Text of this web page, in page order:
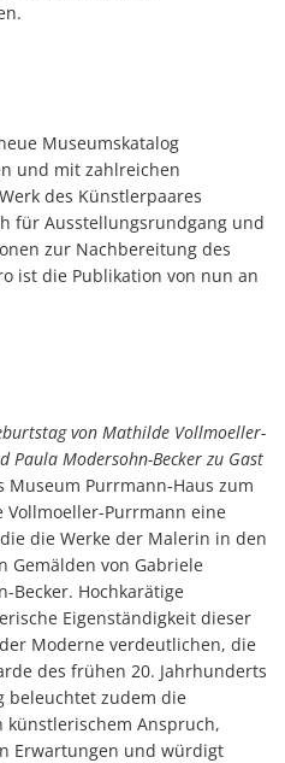
Museumskatalog
und mit zahlreichen
des Künstlerpaares
für Ausstellungsrundgang und
zur Nachbereitung des
ist die Publikation von nun an
von Mathilde Vollmoeller-
Modersohn-Becker zu Gast
Museum Purrmann-Haus zum
Vollmoeller-Purrmann eine
die Werke der Malerin in den
Gemälden von Gabriele
Becker. Hochkarätige
Eigenständigkeit dieser
Moderne verdeutlichen, die
des frühen 20. Jahrhunderts
beleuchtet zudem die
künstlerischem Anspruch,
Erwartungen und würdigt